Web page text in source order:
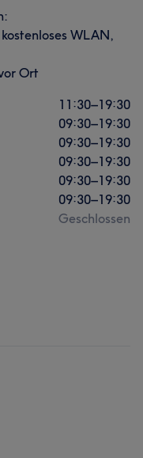
WLAN,
Ort
11:30–19:30
09:30–19:30
09:30–19:30
09:30–19:30
09:30–19:30
09:30–19:30
Geschlossen